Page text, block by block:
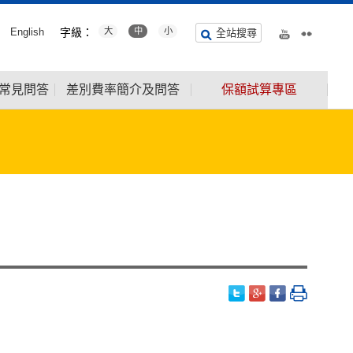
English 字級： 大 中 小 全站搜尋
見問答 差別費率簡介及問答 保額試算專區